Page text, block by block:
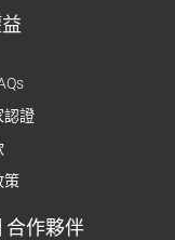
認證
策
合作夥伴